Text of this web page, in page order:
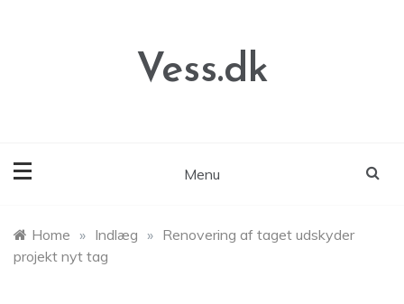
Vess.dk
Menu
Home » Indlæg » Renovering af taget udskyder
projekt nyt tag